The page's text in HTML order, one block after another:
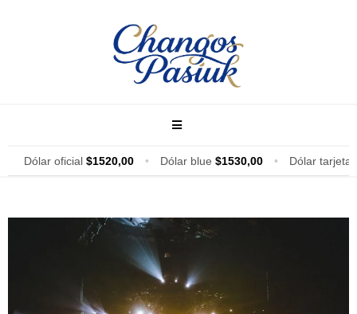
Dólar oficial $1520,00 • Dólar blue $1530,00 • Dólar tarjeta